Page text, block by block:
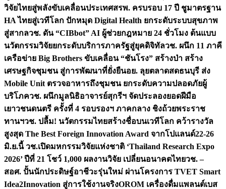
วิจัยไทยสู่พลังขับเคลื่อนประเทศสรพ. ครบรอบ 17 ปี ชูมาตรฐาน
HA ไทยสู่เวทีโลก ปักหมุด Digital Health ยกระดับระบบสุขภาพ
สู่สากลวช. ดัน “CIBbot” AI ผู้ช่วยกฎหมาย 24 ชั่วโมง ต้นแบบ
นวัตกรรมวิจัยยกระดับบริการภาครัฐสู่ยุคดิจิทัลวช. ผนึก 11 ภาคี
เครือข่าย Big Brothers ขับเคลื่อน “ชันโรง” สร้างป่า สร้าง
เศรษฐกิจชุมชน สู่การพัฒนาที่ยั่งยืนอย. ลุยตลาดสดธนบุรี ส่ง
Mobile Unit ตรวจอาหารถึงชุมชน ยกระดับความปลอดภัยผู้
บริโภควช. ผนึกมูลนิธิอาจารย์สุกรีฯ จัดประลองยอดฝีมือ
เยาวชนดนตรี ครั้งที่ 4 รอบรองฯ ภาคกลาง ชิงถ้วยพระราช
ทานฯวช. ปลื้ม! นวัตกรรมไทยสร้างชื่อบนเวทีโลก คว้ารางวัล
สูงสุด The Best Foreign Innovation Award จากโปแลนด์22-26
มิ.ย.นี้ วช.เปิดมหกรรมวิจัยแห่งชาติ ‘Thailand Research Expo
2026’ ปีที่ 21 โชว์ 1,000 ผลงานวิจัย เปลี่ยนอนาคตไทยวช. –
สอศ. ปั้นนักประดิษฐ์อาชีวะรุ่นใหม่ ผ่านโครงการ TVET Smart
Idea2Innovation สู่การใช้งานจริงOROM เครื่องดื่มแพลนต์เบส